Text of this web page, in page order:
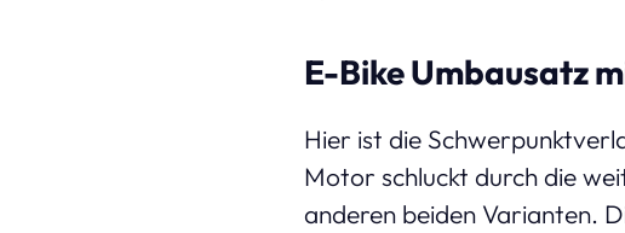
E-Bike Umbausatz
Hier ist die
Motor schluckt durch die
anderen beiden Varianten.